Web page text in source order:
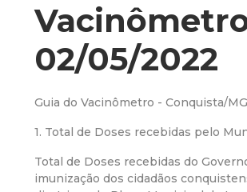
02/05/2022
Guia do Vacinômetro - Conquista/MG
1. Total de Doses recebidas pelo
Total de Doses recebidas do
imunização dos cidadãos